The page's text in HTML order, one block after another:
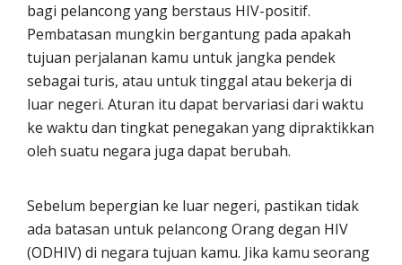
bagi pelancong yang berstaus HIV-positif.
Pembatasan mungkin bergantung pada apakah
tujuan perjalanan kamu untuk jangka pendek
sebagai turis, atau untuk tinggal atau bekerja di
luar negeri. Aturan itu dapat bervariasi dari waktu
ke waktu dan tingkat penegakan yang dipraktikkan
oleh suatu negara juga dapat berubah.
Sebelum bepergian ke luar negeri, pastikan tidak
ada batasan untuk pelancong Orang degan HIV
(ODHIV) di negara tujuan kamu. Jika kamu seorang